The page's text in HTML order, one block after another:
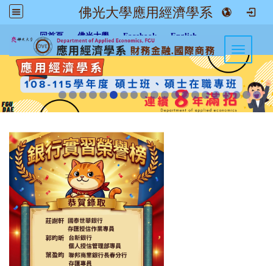
佛光大學應用經濟學系
回首頁 佛光大學 Facebook English
Toggle